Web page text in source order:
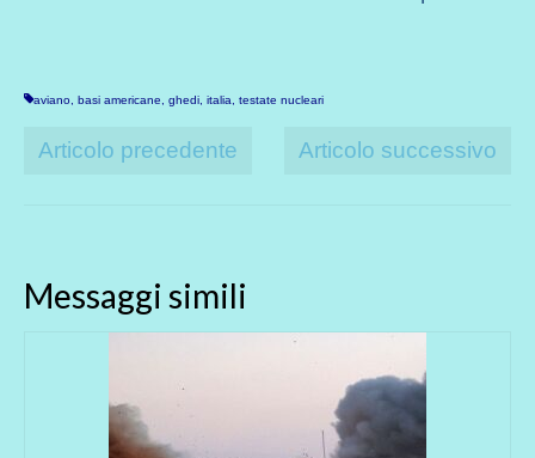
aviano, basi americane, ghedi, italia, testate nucleari
Articolo precedente Articolo successivo
Messaggi simili